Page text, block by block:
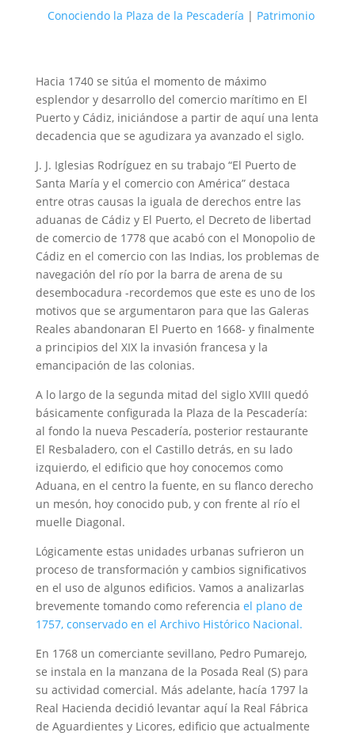
Conociendo la Plaza de la Pescadería | Patrimonio
Hacia 1740 se sitúa el momento de máximo
esplendor y desarrollo del comercio marítimo en El
Puerto y Cádiz, iniciándose a partir de aquí una lenta
decadencia que se agudizara ya avanzado el siglo.
J. J. Iglesias Rodríguez en su trabajo “El Puerto de
Santa María y el comercio con América” destaca
entre otras causas la iguala de derechos entre las
aduanas de Cádiz y El Puerto, el Decreto de libertad
de comercio de 1778 que acabó con el Monopolio de
Cádiz en el comercio con las Indias, los problemas de
navegación del río por la barra de arena de su
desembocadura -recordemos que este es uno de los
motivos que se argumentaron para que las Galeras
Reales abandonaran El Puerto en 1668- y finalmente
a principios del XIX la invasión francesa y la
emancipación de las colonias.
A lo largo de la segunda mitad del siglo XVIII quedó
básicamente configurada la Plaza de la Pescadería:
al fondo la nueva Pescadería, posterior restaurante
El Resbaladero, con el Castillo detrás, en su lado
izquierdo, el edificio que hoy conocemos como
Aduana, en el centro la fuente, en su flanco derecho
un mesón, hoy conocido pub, y con frente al río el
muelle Diagonal.
Lógicamente estas unidades urbanas sufrieron un
proceso de transformación y cambios significativos
en el uso de algunos edificios. Vamos a analizarlas
brevemente tomando como referencia el plano de
1757, conservado en el Archivo Histórico Nacional.
En 1768 un comerciante sevillano, Pedro Pumarejo,
se instala en la manzana de la Posada Real (S) para
su actividad comercial. Más adelante, hacía 1797 la
Real Hacienda decidió levantar aquí la Real Fábrica
de Aguardientes y Licores, edificio que actualmente